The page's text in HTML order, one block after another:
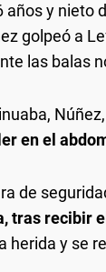
y nieto
golpeó a
las balas
en el
de
tras recibir
herida y se